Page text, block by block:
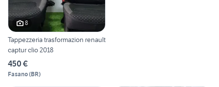
8
Tappezzeria trasformazion renault
captur clio 2018
450 €
Fasano(BR)